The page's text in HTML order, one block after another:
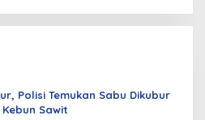
Polisi Temukan Sabu Dikubur
Sawit